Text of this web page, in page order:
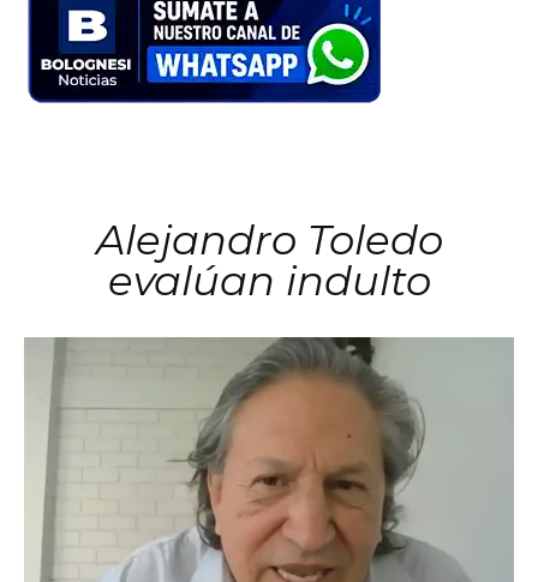
Alejandro Toledo
evalúan indulto